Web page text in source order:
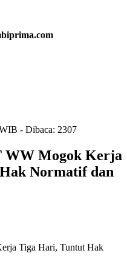
- Dibaca: 2307
WW Mogok Kerja
Normatif dan